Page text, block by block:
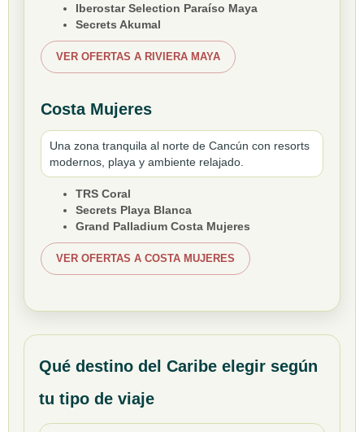
Iberostar Selection Paraíso Maya
Secrets Akumal
VER OFERTAS A RIVIERA MAYA
Costa Mujeres
Una zona tranquila al norte de Cancún con resorts
modernos, playa y ambiente relajado.
TRS Coral
Secrets Playa Blanca
Grand Palladium Costa Mujeres
VER OFERTAS A COSTA MUJERES
Qué destino del Caribe elegir según
tu tipo de viaje